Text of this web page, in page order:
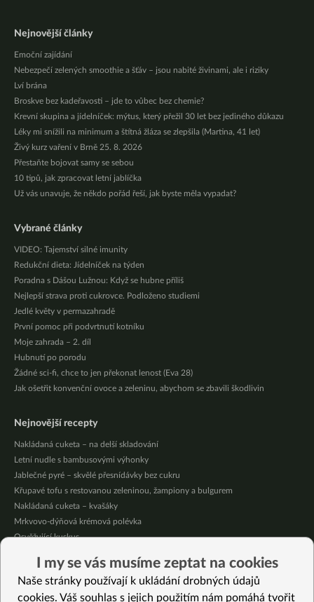
Nejnovější články
Emoční zajídání
Nebezpečí zelených smoothie a šťáv – jsou nabité živinami, ale i riziky
Lví brána
Broskve bez kadeřavosti – jde to vůbec bez chemie?
Krevní skupina a jídelníček: mýtus, který přežil 30 let bez jediného důkazu
Léky mi snížili na minimum a štítná žláza se zlepšila (Martina, 41 let)
Živý kurz vaření v Brně 25. 8. 2026
Přestaňte bojovat samy se sebou
10 tipů, jak zpracovat letní jablíčka
Už vás unavuje, že někdo pořád řeší, jak byste měla vypadat?
Vybrané články
VIDEO: Tajemství silné imunity
Redukční dieta: Jídelníček na týden
Poradna s Dášou Lužnou: Když se hubne příliš
Nejlepší strava proti cukrovce. Podloženo studiemi
Jedlé květy v permazahradě
První pomoc při podvrtnutí kotníku
Moje zahrada – 2. díl
Hubnutí po porodu
Žádné sci-fi, chce to jen překonat lenost (Eva 28)
Jak ošetřit konvenční ovoce a zeleninu, abychom se zbavili škodlivin
Nejnovější recepty
Nakládaná cuketa – na delší skladování
Letní nudle s bambusovými výhonky
Jablečné pyré – skvělé přesnídávky bez cukru
Křupavé tofu s restovanou zeleninou, žampiony a bulgurem
Nakládaná cuketa – kvašáky
Mrkvovo-dýňová krémová polévka
Osvěžující kuskus
Nepečený jablečný dort s rybízem
Čokoládové muffiny s mangovým krémem
I my se vás musíme zeptat na cookies
Naše stránky používají k ukládání drobných údajů
cookies. Váš souhlas s jejich použitím nám pomáhá tvořit